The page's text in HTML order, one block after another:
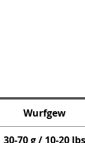
Wurfgew
30-70 g / 10-20 lbs